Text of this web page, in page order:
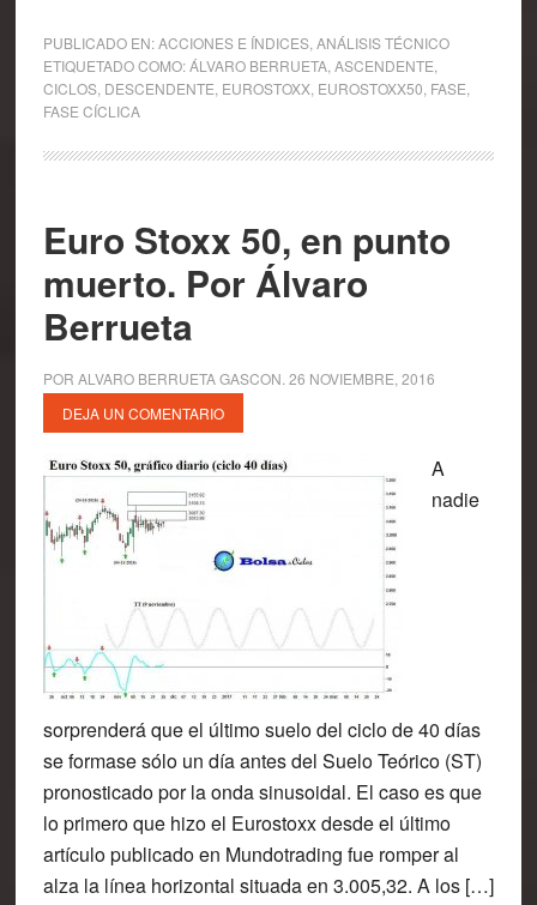
PUBLICADO EN:ACCIONES E ÍNDICES, ANÁLISIS TÉCNICO
ETIQUETADO COMO:ÁLVARO BERRUETA, ASCENDENTE
CICLOS, DESCENDENTE EUROSTOXX, EUROSTOXX50 FASE
FASE CÍCLICA
Euro Stoxx 50, en punto
muerto. Por Álvaro
Berrueta
POR ALVARO BERRUETA GASCON 26 NOVIEMBRE, 2016
DEJA UN COMENTARIO
A
nadie
sorprenderá que el último suelo del ciclo de 40 días
se formase sólo un día antes del Suelo Teórico (ST)
pronosticado por la onda sinusoidal. El caso es que
lo primero que hizo el Eurostoxx desde el último
artículo publicado en Mundotrading fue romper al
alza la línea horizontal situada en 3.005,32. A los […]